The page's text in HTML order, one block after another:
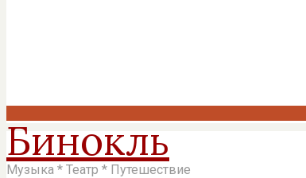
Бинокль
Музыка * Театр * Путешествие